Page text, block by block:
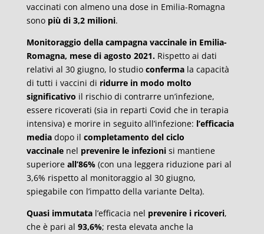
vaccinati con almeno una dose in Emilia-Romagna
sono più di 3,2 milioni.
Monitoraggio della campagna vaccinale in Emilia-
Romagna, mese di agosto 2021. Rispetto ai dati
relativi al 30 giugno, lo studio confermala capacità
di tutti i vaccini di ridurre in modo molto
significativo il rischio di contrarre un’infezione,
essere ricoverati (sia in reparti Covid che in terapia
intensiva) e morire in seguito all’infezione: l’efficacia
media dopo il completamento del ciclo
vaccinale nel prevenire le infezionisi mantiene
superiore all’86% (con una leggera riduzione pari al
3,6% rispetto al monitoraggio al 30 giugno,
spiegabile con l’impatto della variante Delta).
Quasi immutata l’efficacia nel prevenire i ricoveri,
che è pari al 93,6%; resta elevata anche la